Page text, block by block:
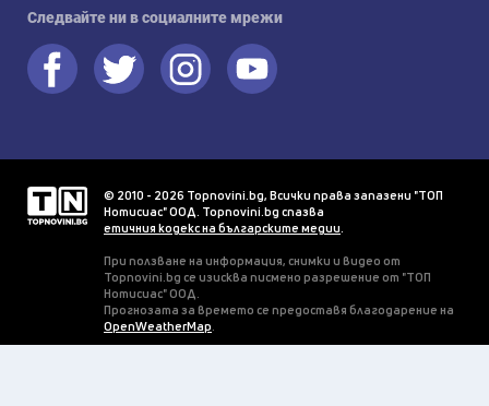
Следвайте ни в социалните мрежи
© 2010 - 2026 Topnovini.bg, Всички права запазени "ТОП
Нотисиас" ООД. Topnovini.bg спазва
етичния кодекс на българските медии
При ползване на информация, снимки и видео от
Topnovini.bg се изисква писмено разрешение от "ТОП
Нотисиас" ООД.
Прогнозата за времето се предоставя благодарение на
OpenWeatherMap